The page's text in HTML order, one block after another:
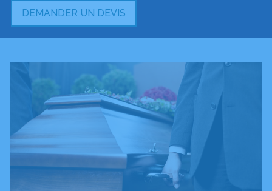
DEMANDER UN DEVIS